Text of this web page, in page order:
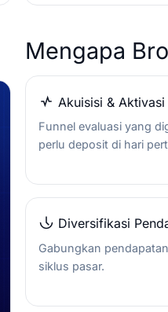
Mengapa
Akuisisi & Aktivasi
Funnel evaluasi yang
perlu deposit di hari
Diversifikasi
Gabungkan
siklus pasar.